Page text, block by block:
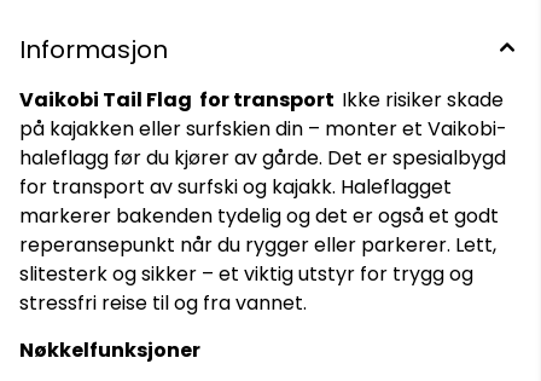
Informasjon
Vaikobi Tail Flag for transport Ikke risiker skade
på kajakken eller surfskien din – monter et Vaikobi-
haleflagg før du kjører av gårde. Det er spesialbygd
for transport av surfski og kajakk. Haleflagget
markerer bakenden tydelig og det er også et godt
reperansepunkt når du rygger eller parkerer. Lett,
slitesterk og sikker – et viktig utstyr for trygg og
stressfri reise til og fra vannet.
Nøkkelfunksjoner